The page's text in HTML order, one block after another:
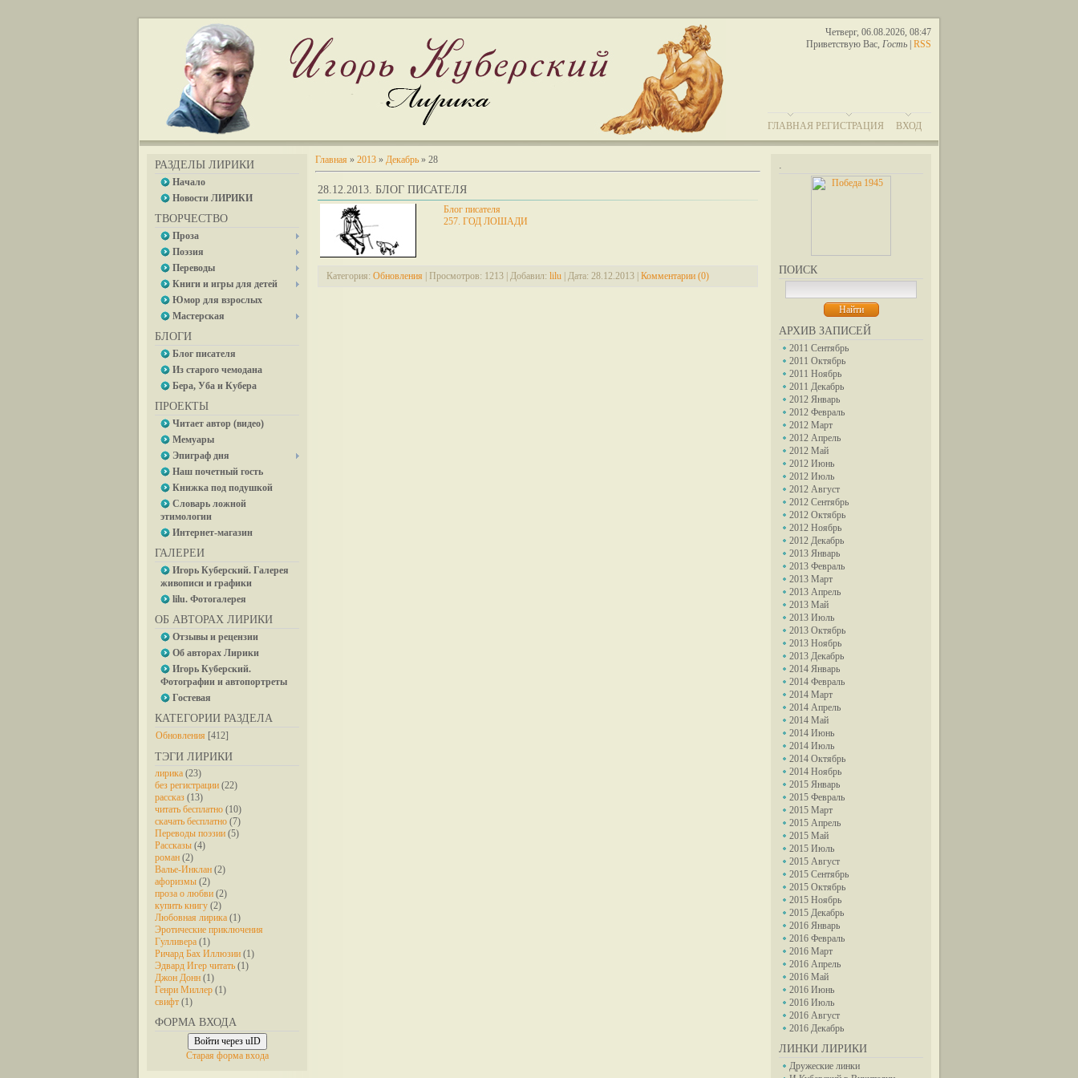
Четверг, 06.08.2026, 08:47
Приветствую Вас, Гость RSS
ГЛАВНАЯ РЕГИСТРАЦИЯ ВХОД
РАЗДЕЛЫ ЛИРИКИ
Начало
Новости ЛИРИКИ
ТВОРЧЕСТВО
Проза
Поэзия
Переводы
Книги и игры для детей
Юмор для взрослых
Мастерская
БЛОГИ
Блог писателя
Из старого чемодана
Бера, Уба и Кубера
ПРОЕКТЫ
Читает автор (видео)
Мемуары
Эпиграф дня
Наш почетный гость
Книжка под подушкой
Словарь ложной
этимологии
Интернет-магазин
ГАЛЕРЕИ
Игорь Куберский. Галерея
живописи и графики
lilu. Фотогалерея
ОБ АВТОРАХ ЛИРИКИ
Отзывы и рецензии
Об авторах Лирики
Игорь Куберский.
Фотографии и автопортреты
Гостевая
КАТЕГОРИИ РАЗДЕЛА
Обновления [412]
ТЭГИ ЛИРИКИ
лирика (23)
без регистрации (22)
рассказ (13)
читать бесплатно (10)
скачать бесплатно (7)
Переводы поэзии (5)
Рассказы (4)
роман (2)
Валье-Инклан (2)
афоризмы (2)
проза о любви (2)
купить книгу (2)
Любовная лирика (1)
Эротические приключения
Гулливера (1)
Ричард Бах Иллюзии (1)
Эдвард Игер читать (1)
Джон Донн (1)
Генри Миллер (1)
свифт (1)
ФОРМА ВХОДА
Войти через uID
Старая форма входа
.
ПОИСК
АРХИВ ЗАПИСЕЙ
2011 Сентябрь
2011 Октябрь
2011 Ноябрь
2011 Декабрь
2012 Январь
2012 Февраль
2012 Март
2012 Апрель
2012 Май
2012 Июнь
2012 Июль
2012 Август
2012 Сентябрь
2012 Октябрь
2012 Ноябрь
2012 Декабрь
2013 Январь
2013 Февраль
2013 Март
2013 Апрель
2013 Май
2013 Июль
2013 Октябрь
2013 Ноябрь
2013 Декабрь
2014 Январь
2014 Февраль
2014 Март
2014 Апрель
2014 Май
2014 Июнь
2014 Июль
2014 Октябрь
2014 Ноябрь
2015 Январь
2015 Февраль
2015 Март
2015 Апрель
2015 Май
2015 Июль
2015 Август
2015 Сентябрь
2015 Октябрь
2015 Ноябрь
2015 Декабрь
2016 Январь
2016 Февраль
2016 Март
2016 Апрель
2016 Май
2016 Июнь
2016 Июль
2016 Август
2016 Декабрь
ЛИНКИ ЛИРИКИ
Дружеские линки
Главная » 2013 » Декабрь » 28
28.12.2013. БЛОГ ПИСАТЕЛЯ
Блог писателя
257. ГОД ЛОШАДИ
Категория: Обновления Просмотров: 1213 Добавил: lilu Дата: 28.12.2013 Комментарии (0)